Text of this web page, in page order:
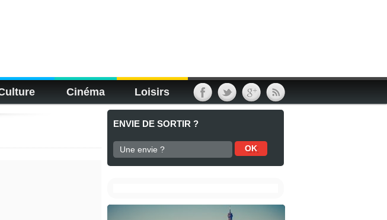
Cinéma Loisirs
ENVIE DE SORTIR ?